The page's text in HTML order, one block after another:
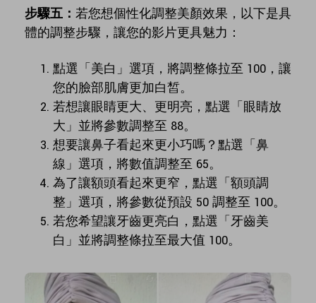
步驟五： 若您想個性化調整美顏效果，以下是具
體的調整步驟，讓您的影片更具魅力：
點選「美白」選項，將調整條拉至 100，讓
您的臉部肌膚更加白皙。
若想讓眼睛更大、更明亮，點選「眼睛放
大」並將參數調整至 88。
想要讓鼻子看起來更小巧嗎？點選「鼻
線」選項，將數值調整至 65。
為了讓額頭看起來更窄，點選「額頭調
整」選項，將參數從預設 50 調整至 100。
若您希望讓牙齒更亮白，點選「牙齒美
白」並將調整條拉至最大值 100。